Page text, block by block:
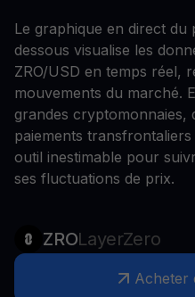
Le graphique en direct du
dessous visualise les
ZRO/USD en temps réel,
mouvements du marché.
grandes cryptomonnaies,
paiements
outil inestimable pour
ses fluctuations de prix.
ZROLayerZero
Acheter